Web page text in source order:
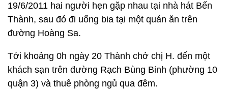
19/6/2011 hai người hẹn gặp nhau tại nhà hát Bến
Thành, sau đó đi uống bia tại một quán ăn trên
đường Hoàng Sa.
Tới khoảng 0h ngày 20 Thành chở chị H. đến một
khách sạn trên đường Rạch Bùng Binh (phường 10
quận 3) và thuê phòng ngủ qua đêm.